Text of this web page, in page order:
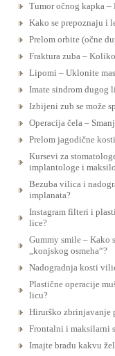
Tumor očnog kapka
Kako se prepoznaju i
Prelom orbite (očne
Fraktura zuba –
Lipomi – Uklonite
Imate sindrom dugog
Izbijeni zub se može
Operacija čela –
Prelom jagodične
Kursevi za
implantologe i
Bezuba vilica i
implanata?
Instagram filteri i
lice?
Gummy smile – Kako
„konjskog osmeha“?
Nadogradnja kosti
Plastične operacije
licu?
Hirurško zbrinjavanje
Frontalni i maksilarni
Imajte bradu kakvu